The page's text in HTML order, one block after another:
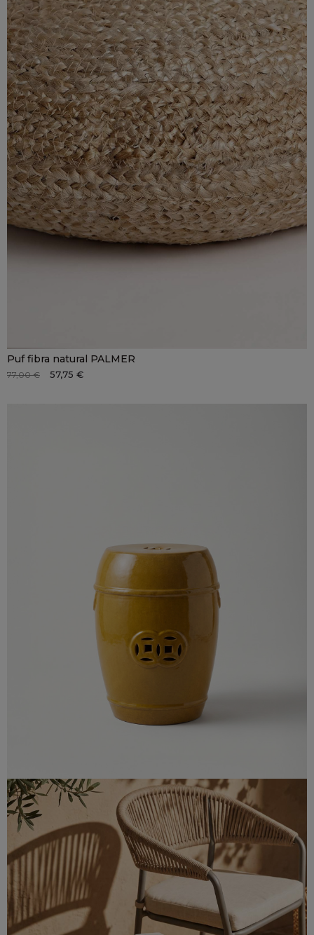
Puf fibra natural PALMER
77,00 € 57,75 €